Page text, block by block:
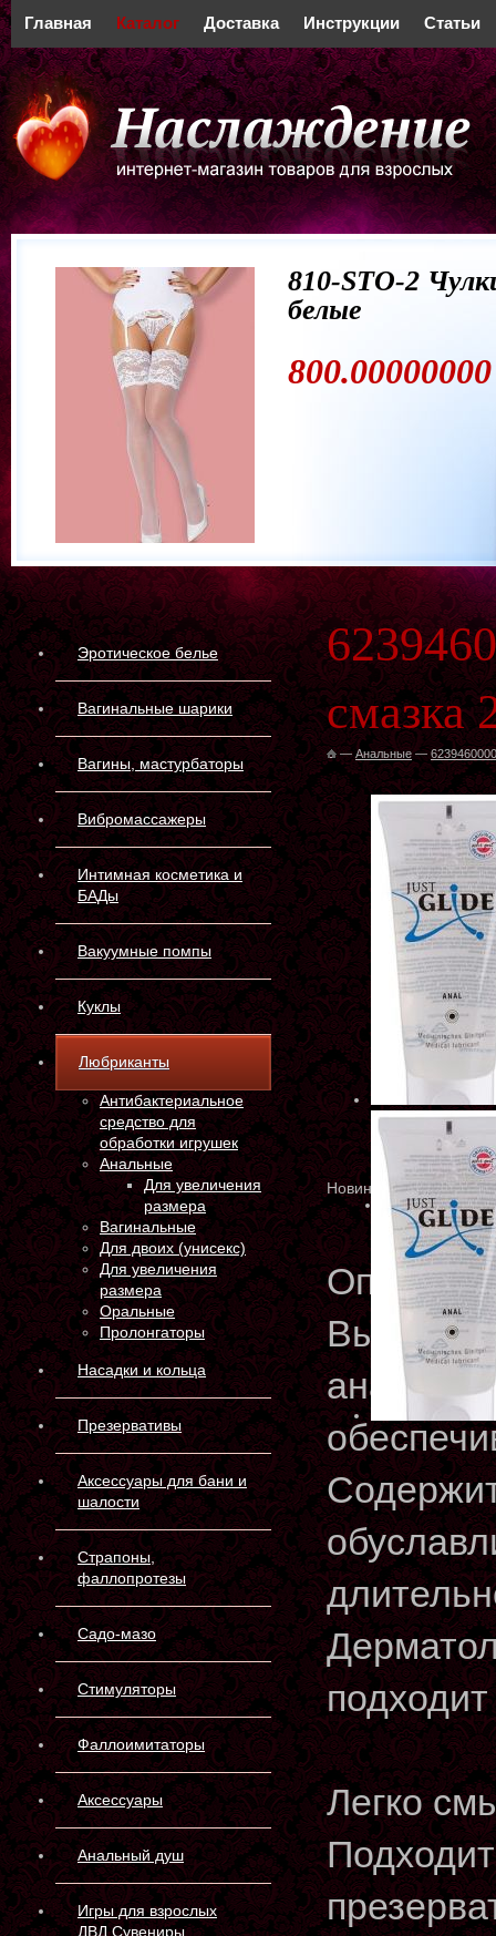
Главная Каталог Доставка Инструкции Статьи
810-STO-2
белые
Эротическое белье
Вагинальные шарики
Вагины, мастурбаторы
Вибромассажеры
Интимная косметика и
БАДы
Вакуумные помпы
Куклы
Любриканты
Антибактериальное
средство для
обработки игрушек
Анальные
Для увеличения
размера
Вагинальные
Для двоих (унисекс)
Для увеличения
размера
Оральные
Пролонгаторы
Насадки и кольца
Презервативы
Аксессуары для бани и
шалости
Страпоны,
фаллопротезы
Садо-мазо
Стимуляторы
Фаллоимитаторы
Аксессуары
Анальный душ
Игры для взрослых
ДВД Сувениры
смазка
—Анальные —
Новинка
Легко